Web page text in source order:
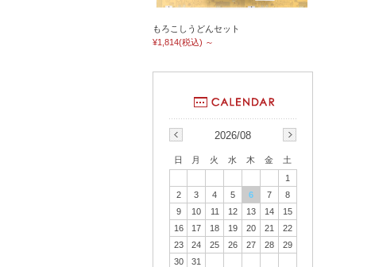
もろこしうどんセット
¥1,814(税込) ～
2026/08
日 月 火 水 木 金
土
1
2
3 4 5 6 7
8
9
10 11 12 13 14
15
16
17 18 19 20 21
22
23
24 25 26 27 28
29
30
31